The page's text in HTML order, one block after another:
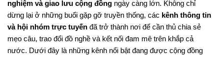
nghiệm và giao lưu cộng đồng ngày càng lớn. Không chỉ
dừng lại ở những buổi gặp gỡ truyền thống, các kênh thông tin
và hội nhóm trực tuyến đã trở thành nơi để cần thủ chia sẻ
mẹo câu, trao đổi đồ nghề và kết nối đam mê trên khắp cả
nước. Dưới đây là những kênh nổi bật đang được cộng đồng